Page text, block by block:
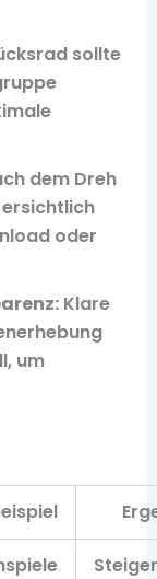
sollte
dem Dreh
oder
Klare
um